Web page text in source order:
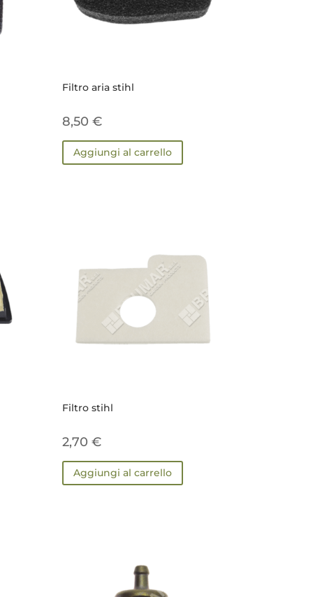
Filtro aria stihl
8,50€
Aggiungi al carrello
Filtro stihl
2,70€
Aggiungi al carrello